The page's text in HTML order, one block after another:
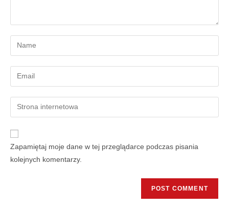
Zapamiętaj moje dane w tej przeglądarce podczas pisania
kolejnych komentarzy.